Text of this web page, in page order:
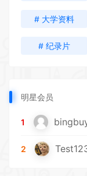
# 大学资料
# 纪录片
明星会员
1
2